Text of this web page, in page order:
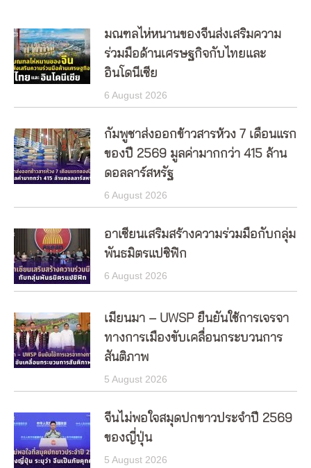
มณฑลไห่หนานของจีนส่งเสริมความ
ร่วมมือด้านเศรษฐกิจกับไทยและ
อินโดนีเซีย
6 August 2026
กัมพูชาส่งออกข้าวสารห้วง 7 เดือนแรก
ของปี 2569 มูลค่ามากกว่า 415 ล้าน
ดอลลาร์สหรัฐ
6 August 2026
อาเซียนเสริมสร้างความร่วมมือกับกลุ่ม
พันธมิตรแปซิฟิก
6 August 2026
เมียนมา – UWSP ยืนยันใช้การเจรจา
ทางการเมืองขับเคลื่อนกระบวนการ
สันติภาพ
5 August 2026
จีนไม่พอใจสมุดปกขาวประจำปี 2569
ของญี่ปุ่น
5 August 2026